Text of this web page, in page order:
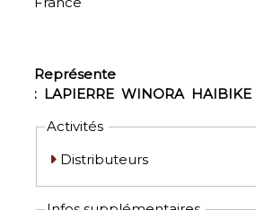
Représente
: LAPIERRE WINORA HAIBIKE
Activités
Distributeurs